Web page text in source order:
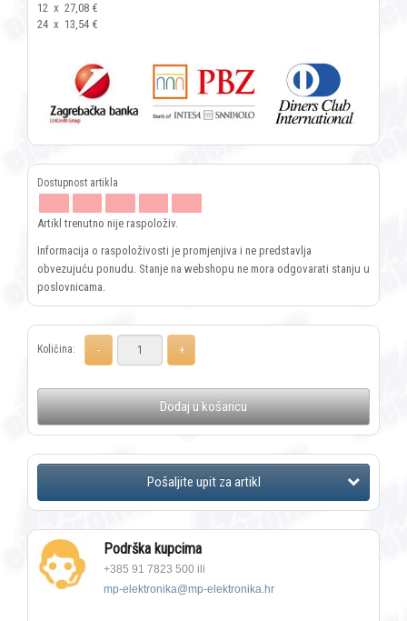
12 x 27,08 €
24 x 13,54 €
Artikl trenutno nije raspoloživ.
Informacija o raspoloživosti je promjenjiva i ne predstavlja
obvezujuću ponudu. Stanje na webshopu ne mora odgovarati stanju u
poslovnicama.
Količina:
Dodaj u košaricu
Podrška kupcima
+385 91 7823 500 ili
mp-elektronika@mp-elektronika.hr